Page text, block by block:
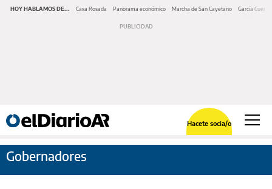
HOY HABLAMOS DE... Casa Rosada Panorama económico Marcha de San Cayetano García Cuerva
Hacete socia/o
Gobernadores